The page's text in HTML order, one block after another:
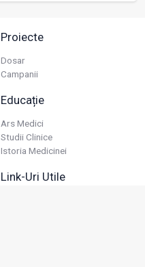
Proiecte
Dosar
Campanii
Educație
Ars Medici
Studii Clinice
Istoria Medicinei
Link-Uri Utile